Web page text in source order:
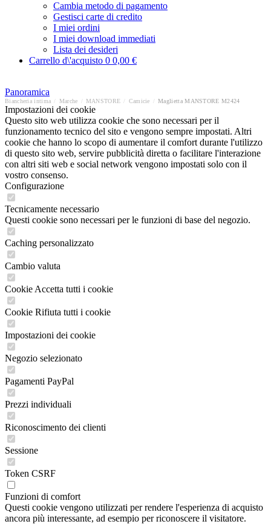
Cambia metodo di pagamento
Gestisci carte di credito
I miei ordini
I miei download immediati
Lista dei desideri
Carrello d\'acquisto 0 0,00 €
Panoramica
Biancheria intima Marche MANSTORE Camicie Maglietta MANSTORE M2424
Impostazioni dei cookie
Questo sito web utilizza cookie che sono necessari per il
funzionamento tecnico del sito e vengono sempre impostati. Altri
cookie che hanno lo scopo di aumentare il comfort durante l'utilizzo
di questo sito web, servire pubblicità diretta o facilitare l'interazione
con altri siti web e social network vengono impostati solo con il
vostro consenso.
Configurazione
Tecnicamente necessario
Questi cookie sono necessari per le funzioni di base del negozio.
Caching personalizzato
Cambio valuta
Cookie Accetta tutti i cookie
Cookie Rifiuta tutti i cookie
Impostazioni dei cookie
Negozio selezionato
Pagamenti PayPal
Prezzi individuali
Riconoscimento dei clienti
Sessione
Token CSRF
Funzioni di comfort
Questi cookie vengono utilizzati per rendere l'esperienza di acquisto
ancora più interessante, ad esempio per riconoscere il visitatore.